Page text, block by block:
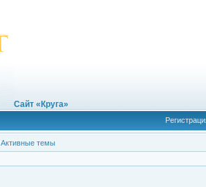
Сайт «Круга»
Активные темы